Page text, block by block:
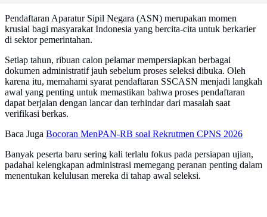
Pendaftaran Aparatur Sipil Negara (ASN) merupakan momen
krusial bagi masyarakat Indonesia yang bercita-cita untuk berkarier
di sektor pemerintahan.
Setiap tahun, ribuan calon pelamar mempersiapkan berbagai
dokumen administratif jauh sebelum proses seleksi dibuka. Oleh
karena itu, memahami syarat pendaftaran SSCASN menjadi langkah
awal yang penting untuk memastikan bahwa proses pendaftaran
dapat berjalan dengan lancar dan terhindar dari masalah saat
verifikasi berkas.
Baca Juga Bocoran MenPAN-RB soal Rekrutmen CPNS 2026
Banyak peserta baru sering kali terlalu fokus pada persiapan ujian,
padahal kelengkapan administrasi memegang peranan penting dalam
menentukan kelulusan mereka di tahap awal seleksi.